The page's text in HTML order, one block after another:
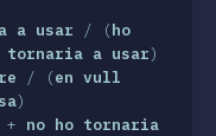
a usar / (ho
tornaria a usar)
/ (en vull
)
+ no ho tornaria